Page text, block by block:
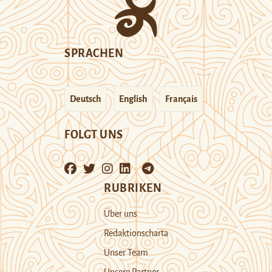
SPRACHEN
Deutsch English Français
FOLGT UNS
RUBRIKEN
Über uns
Redaktionscharta
Unser Team